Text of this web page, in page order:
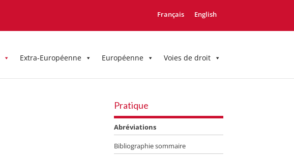
Français English
Extra-Européenne Européenne Voies de droit
Pratique
Abréviations
Bibliographie sommaire